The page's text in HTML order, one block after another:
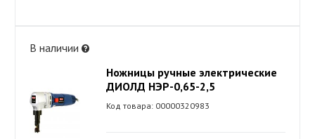
В наличии
Ножницы ручные электрические
ДИОЛД НЭР-0,65-2,5
Код товара: 00000320983